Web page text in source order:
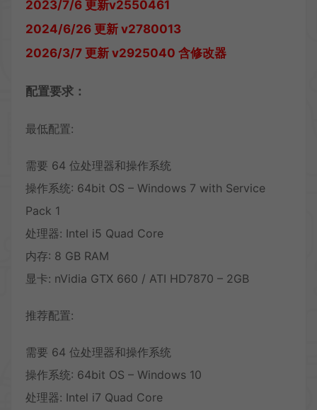
2023/7/6 更新v2550461
2024/6/26 更新 v2780013
2026/3/7 更新 v2925040 含修改器
配置要求：
最低配置:
需要 64 位处理器和操作系统
操作系统: 64bit OS – Windows 7 with Service
Pack 1
处理器: Intel i5 Quad Core
内存: 8 GB RAM
显卡: nVidia GTX 660 / ATI HD7870 – 2GB
推荐配置:
需要 64 位处理器和操作系统
操作系统: 64bit OS – Windows 10
处理器: Intel i7 Quad Core